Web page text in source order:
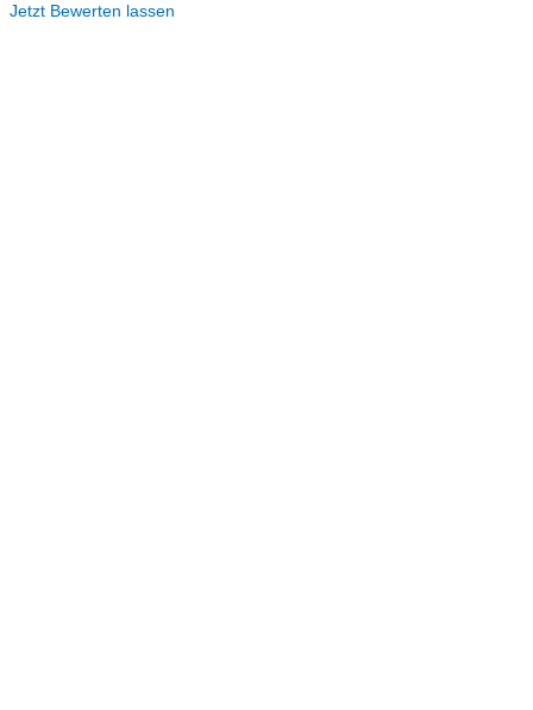
Jetzt Bewerten lassen